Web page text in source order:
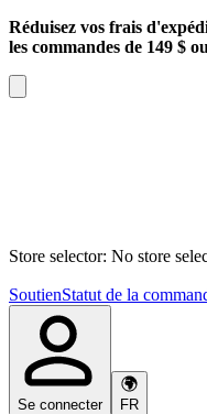
Réduisez vos frais
les commandes de 149 $
Store selector: No store
SoutienStatut de la
Se connecter FR